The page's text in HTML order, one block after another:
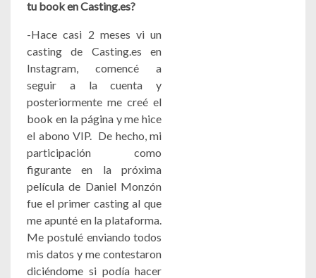
tu book en Casting.es?
-Hace casi 2 meses vi un
casting de Casting.es en
Instagram, comencé a
seguir a la cuenta y
posteriormente me creé el
book en la página y me hice
el abono VIP. De hecho, mi
participación como
figurante en la próxima
película de Daniel Monzón
fue el primer casting al que
me apunté en la plataforma.
Me postulé enviando todos
mis datos y me contestaron
diciéndome si podía hacer